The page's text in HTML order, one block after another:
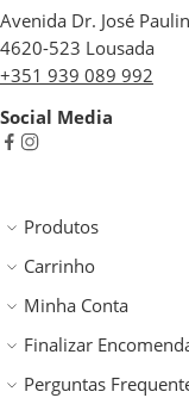
Avenida Dr. José
4620-523 Lousada
+351 939 089 992
Social Media
Produtos
Carrinho
Minha Conta
Finalizar
Perguntas